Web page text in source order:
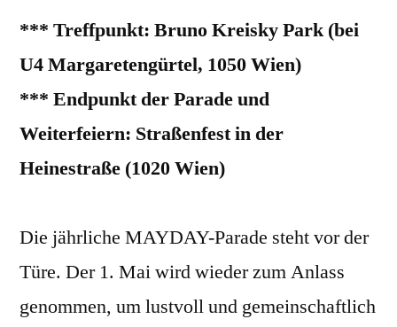
*** Treffpunkt: Bruno Kreisky Park (bei
U4 Margaretengürtel, 1050 Wien)
*** Endpunkt der Parade und
Weiterfeiern: Straßenfest in der
Heinestraße (1020 Wien)
Die jährliche MAYDAY-Parade steht vor der
Türe. Der 1. Mai wird wieder zum Anlass
genommen, um lustvoll und gemeinschaftlich